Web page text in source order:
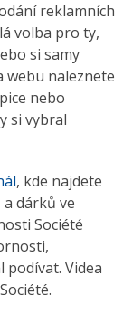
reklamních
volba pro ty,
si samy
webu naleznete
nebo
si vybral
, kde najdete
dárků ve
Société
podívat. Videa